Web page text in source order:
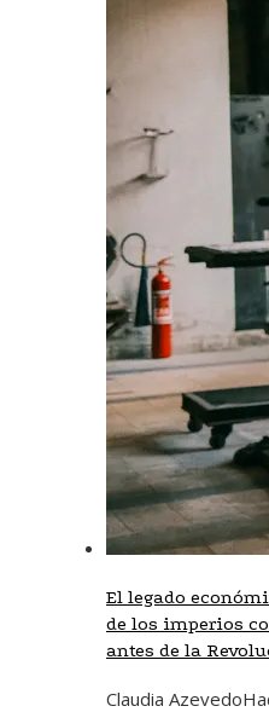
El legado
de los imperios
antes de la
Claudia Azevedo